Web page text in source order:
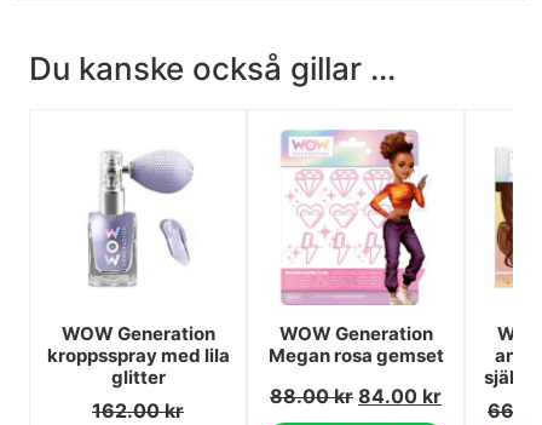
Du kanske också gillar ...
WOW Generation
kroppsspray med lila
glitter
162.00kr
WOW Generation
Megan rosa gemset
88.00kr 84.00 kr